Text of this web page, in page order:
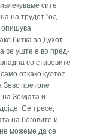
сите
на трудот "од
опишува
битка за Духот
се уште е во пред-
со ставовите
откако култот
Зевс претрпе
Земјата и
Се тресе,
на боговите и
не можеме да се